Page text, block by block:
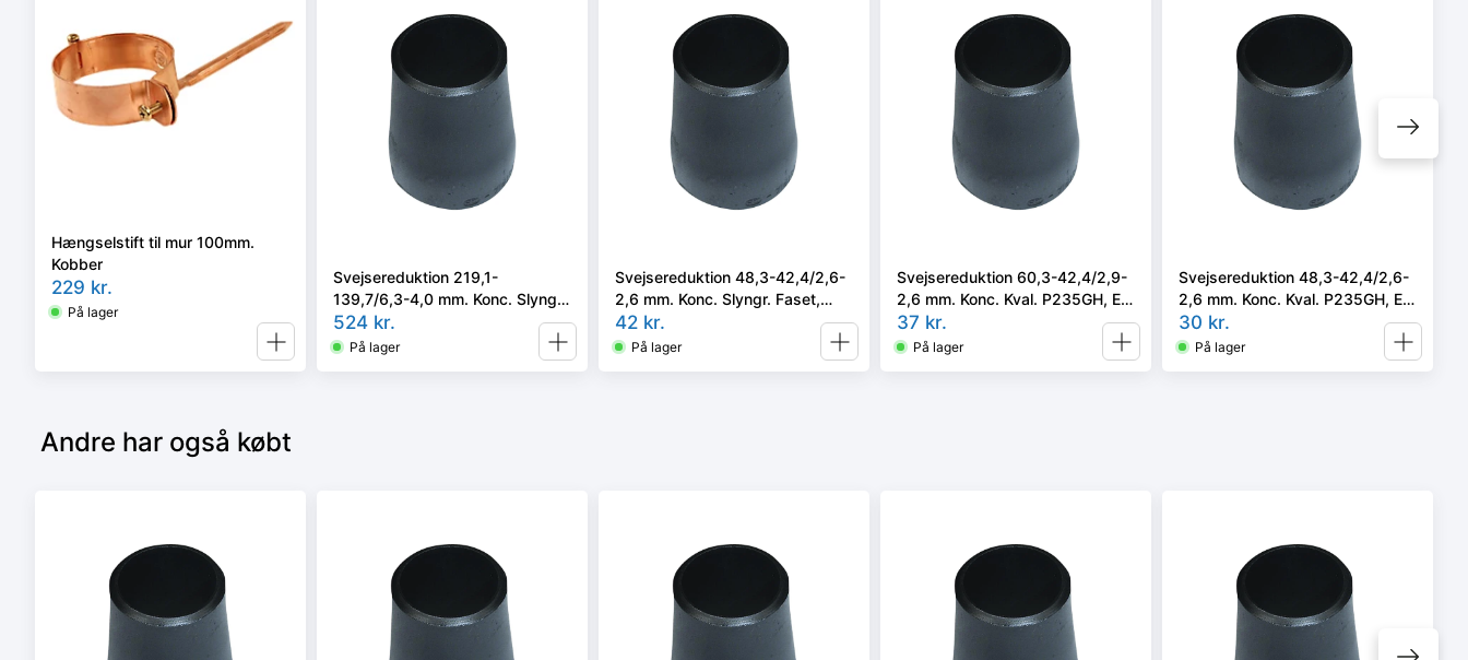
Hængselstift til mur 100mm.
Kobber
229 kr.
På lager
Svejsereduktion 219,1-
139,7/6,3-4,0 mm. Konc. Slyngr.
Faset, Kval. P235GH, EN 10253-
2/rk2 type B.
524 kr.
På lager
Svejsereduktion 48,3-42,4/2,6-
2,6 mm. Konc. Slyngr. Faset,
Kval. P235GH, EN 10253-2/rk2
type B.
42 kr.
På lager
Svejsereduktion 60,3-42,4/2,9-
2,6 mm. Konc. Kval. P235GH, EN
10253-2/rk2 type B
37 kr.
På lager
Svejsereduktion 48,3-42,4/2,6-
2,6 mm. Konc. Kval. P235GH, EN
10253-2/rk2 type B
30 kr.
På lager
Andre har også købt